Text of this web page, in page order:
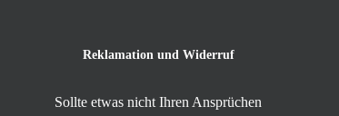
Reklamation und Widerruf
Sollte etwas nicht Ihren Ansprüchen